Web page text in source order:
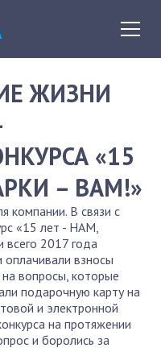
ЖИЗНИ
«15
– ВАМ!»
В связи с
«15 лет - НАМ,
2017 года
взносы
вопросы, которые
подарочную карту на
и электронной
на протяжении
и боролись за